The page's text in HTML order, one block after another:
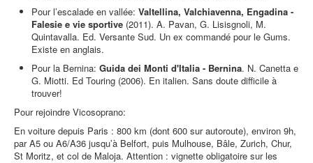
Pour l’escalade en vallée: Valtellina, Valchiavenna, Engadina -
Falesie e vie sportive (2011). A. Pavan, G. Lisisgnoli, M.
Quintavalla. Ed. Versante Sud. Un ex commandé pour le Gums.
Existe en anglais.
Pour la Bernina: Guida dei Monti d'Italia - Bernina. N. Canetta e
G. Miotti. Ed Touring (2006). En italien. Sans doute difficile à
trouver!
Pour rejoindre Vicosoprano:
En voiture depuis Paris : 800 km (dont 600 sur autoroute), environ 9h,
par A5 ou A6/A36 jusqu’à Belfort, puis Mulhouse, Bâle, Zurich, Chur,
St Moritz, et col de Maloja. Attention : vignette obligatoire sur les